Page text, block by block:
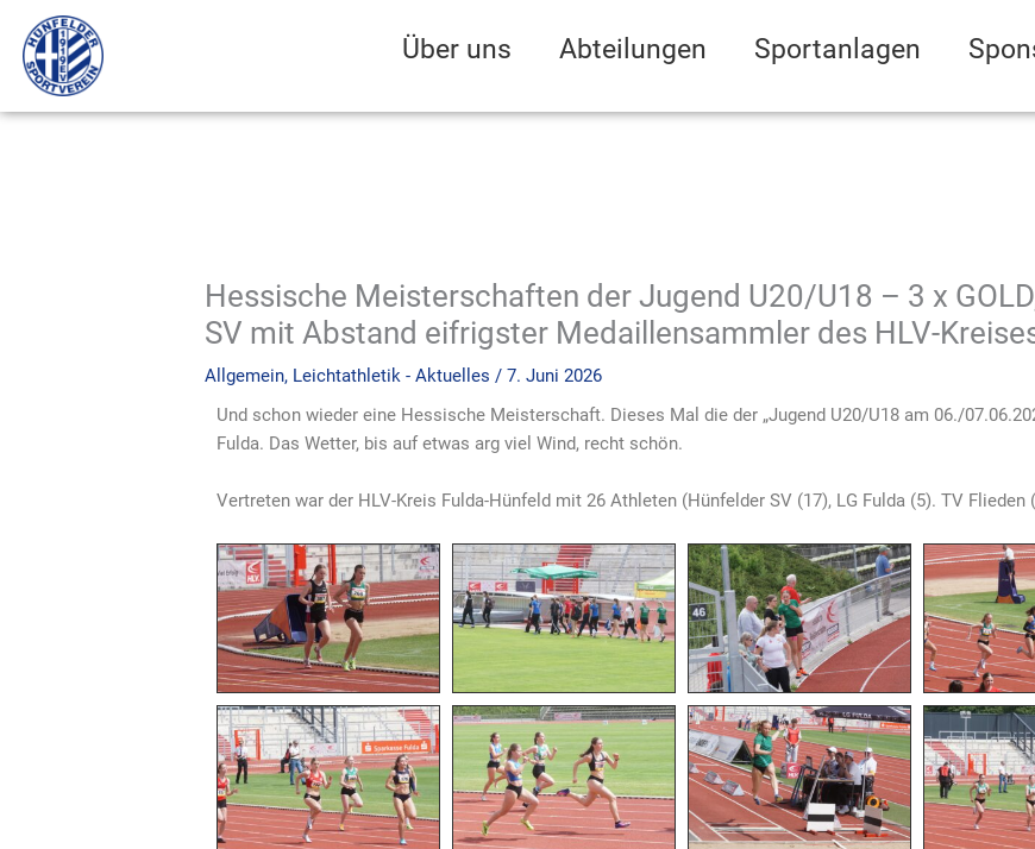
Inhalt
springen
Über uns Abteilungen Sportanlagen
Hessische Meisterschaften der Jugend U20/U18 – 3 x
SV mit Abstand eifrigster Medaillensammler des HLV-
Allgemein, Leichtathletik - Aktuelles /7. Juni 2026
Und schon wieder eine Hessische Meisterschaft. Dieses Mal die der „Jugend U20/U18 am 06./
Fulda. Das Wetter, bis auf etwas arg viel Wind, recht schön.
Vertreten war der HLV-Kreis Fulda-Hünfeld mit 26 Athleten (Hünfelder SV (17), LG Fulda (5). TV Flieden